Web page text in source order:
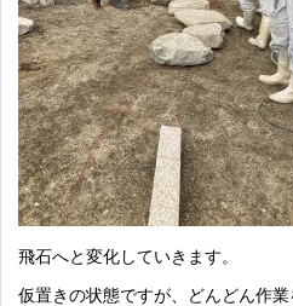
飛石へと変化していきます。
仮置きの状態ですが、どんどん作業